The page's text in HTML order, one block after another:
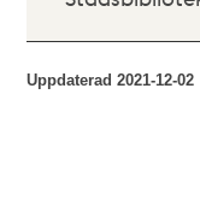
Uppdaterad2021-12-02